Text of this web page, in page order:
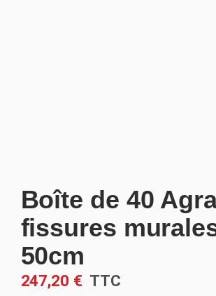
Boîte de 40
fissures
50cm
247,20 €